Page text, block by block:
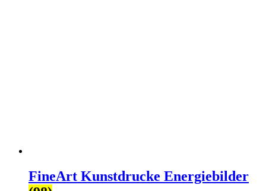
FineArt Kunstdrucke Energiebilder